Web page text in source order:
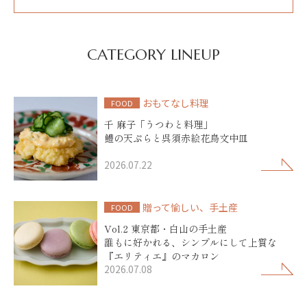
CATEGORY LINEUP
FOOD
おもてなし料理
千 麻子「うつわと料理」
鱧の天ぷらと呉須赤絵花鳥文中皿
2026.07.22
FOOD
贈って愉しい、手土産
Vol.2 東京都・白山の手土産
誰もに好かれる、シンプルにして上質な
『エリティエ』のマカロン
2026.07.08